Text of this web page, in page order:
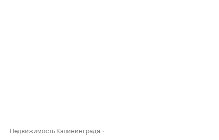
Недвижимость Калининграда